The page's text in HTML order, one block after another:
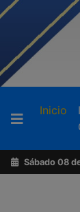
Inicio
Sábado 08
contra
Buscador
Acerca
de